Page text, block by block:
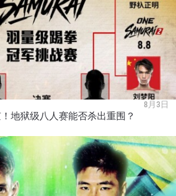
8月3日
地狱级八人赛能否杀出重围？